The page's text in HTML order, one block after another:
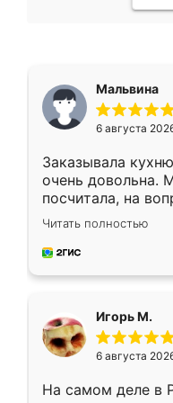
Мальвина
6 августа
Заказывала
очень довольна.
посчитала, на
Замерщик
делу со всей
за день, ребята
Читать полностью
Игорь М.
6 августа
На самом деле в